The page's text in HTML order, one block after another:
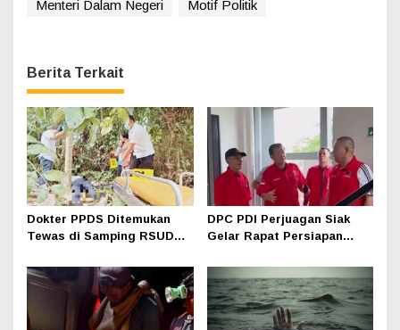
Menteri Dalam Negeri Motif Politik
Berita Terkait
Dokter PPDS Ditemukan
Tewas di Samping RSUD
Penyebab Kematian
DPC PDI Perjuagan Siak
Gelar Rapat Persiapan
di Hotel Luxe